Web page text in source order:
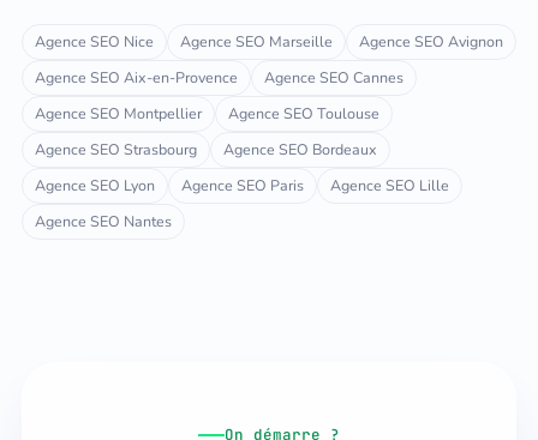
Agence SEO Nice Agence SEO Marseille
Agence SEO Avignon
Agence SEO Aix-en-Provence
Agence SEO Cannes
Agence SEO Montpellier
Agence SEO Toulouse
Agence SEO Strasbourg
Agence SEO Bordeaux
Agence SEO Lyon
Agence SEO Paris
Agence SEO Lille
Agence SEO Nantes
On démarre ?